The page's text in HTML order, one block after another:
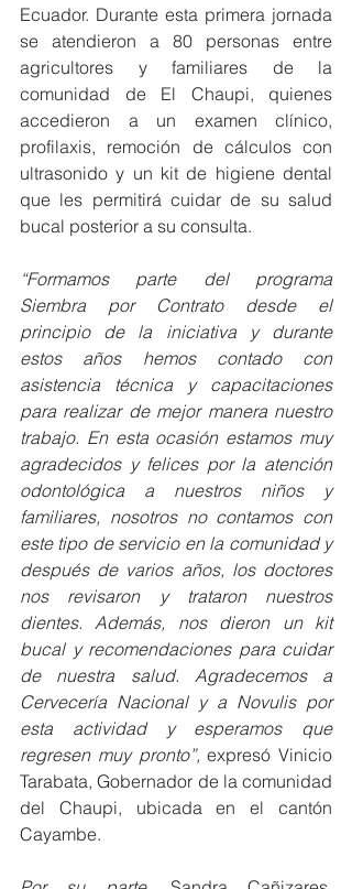
Ecuador. Durante esta primera jornada
se atendieron a 80 personas entre
agricultores y familiares de la
comunidad de El Chaupi, quienes
accedieron a un examen clínico,
profilaxis, remoción de cálculos con
ultrasonido y un kit de higiene dental
que les permitirá cuidar de su salud
bucal posterior a su consulta.
“Formamos parte del programa
Siembra por Contrato desde el
principio de la iniciativa y durante
estos años hemos contado con
asistencia técnica y capacitaciones
para realizar de mejor manera nuestro
trabajo. En esta ocasión estamos muy
agradecidos y felices por la atención
odontológica a nuestros niños y
familiares, nosotros no contamos con
este tipo de servicio en la comunidad y
después de varios años, los doctores
nos revisaron y trataron nuestros
dientes. Además, nos dieron un kit
bucal y recomendaciones para cuidar
de nuestra salud. Agradecemos a
Cervecería Nacional y a Novulis por
esta actividad y esperamos que
regresen muy pronto”, expresó Vinicio
Tarabata, Gobernador de la comunidad
del Chaupi, ubicada en el cantón
Cayambe.